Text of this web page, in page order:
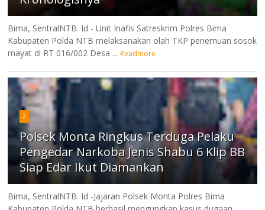
Bima, SentralNTB. Id - Unit Inafis Satreskrim Polres Bima
Kabupaten Polda NTB melaksanakan olah TKP penemuan sosok
mayat di RT 016/002 Desa ... Readmore
2
Polsek Monta Ringkus Terduga Pelaku
Pengedar Narkoba Jenis Shabu 6 Klip BB
Siap Edar Ikut Diamankan
Bima, SentralNTB. Id -Jajaran Polsek Monta Polres Bima